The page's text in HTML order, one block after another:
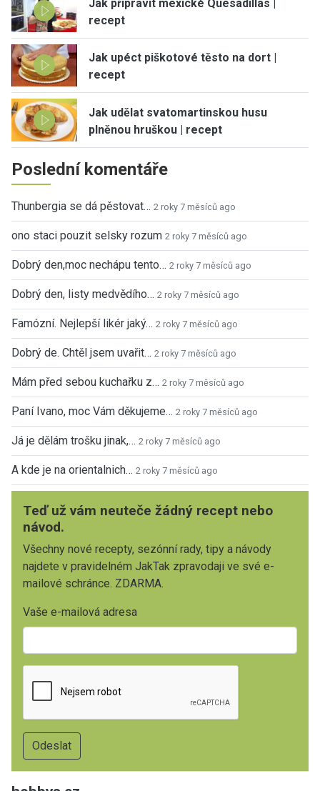
Jak připravit mexické Quesadillas |
recept
Jak upéct piškotové těsto na dort |
recept
Jak udělat svatomartinskou husu
plněnou hruškou | recept
Poslední komentáře
Thunbergia se dá pěstovat… 2 roky 7 měsíců ago
ono staci pouzit selsky rozum 2 roky 7 měsíců ago
Dobrý den,moc nechápu tento… 2 roky 7 měsíců ago
Dobrý den, listy medvědího… 2 roky 7 měsíců ago
Famózní. Nejlepší likér jaký… 2 roky 7 měsíců ago
Dobrý de. Chtěl jsem uvařit… 2 roky 7 měsíců ago
Mám před sebou kuchařku z… 2 roky 7 měsíců ago
Paní Ivano, moc Vám děkujeme… 2 roky 7 měsíců ago
Já je dělám trošku jinak,… 2 roky 7 měsíců ago
A kde je na orientalnich… 2 roky 7 měsíců ago
Teď už vám neuteče žádný recept nebo
návod.
Všechny nové recepty, sezónní rady, tipy a návody
najdete v pravidelném JakTak zpravodaji ve své e-
mailové schránce. ZDARMA.
Vaše e-mailová adresa